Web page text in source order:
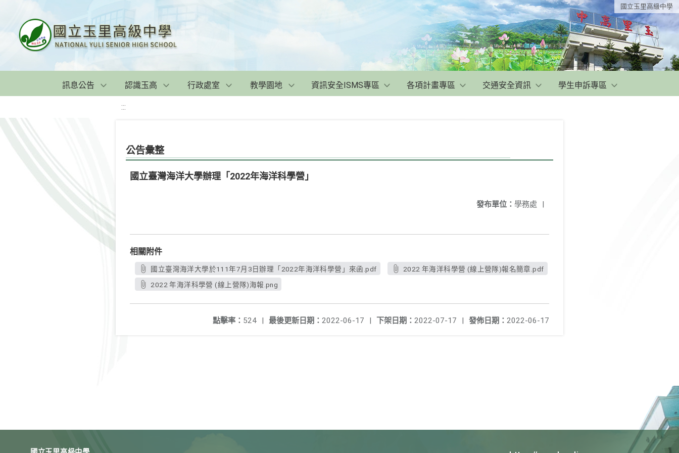
國立玉里高級中學
訊息公告 認識玉高 行政處室 教學園地 資訊安全ISMS專區 各項計畫專區 交通安全資訊 學生申訴專區
:::
公告彙整
國立臺灣海洋大學辦理「2022年海洋科學營」
發布單位： 學務處 |
相關附件
國立臺灣海洋大學於111年7月3日辦理「2022年海洋科學營」來函.pdf
2022 年海洋科學營 (線上營隊)報名簡章.pdf
2022 年海洋科學營 (線上營隊)海報.png
發佈日期： 2022-06-17
下架日期： 2022-07-17 |
最後更新日期： 2022-06-17 |
點擊率： 524 |